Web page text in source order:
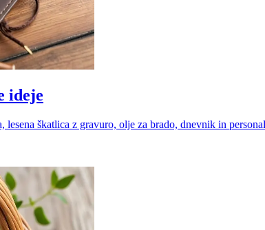
ideje
škatlica z gravuro, olje za brado, dnevnik in